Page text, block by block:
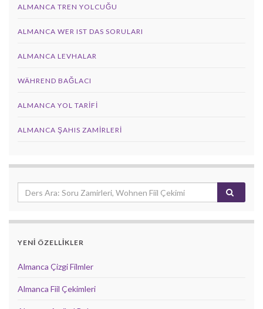
ALMANCA TREN YOLCUĞU
ALMANCA WER IST DAS SORULARI
ALMANCA LEVHALAR
WÄHREND BAĞLACI
ALMANCA YOL TARIFI
ALMANCA ŞAHIS ZAMIRLERI
YENİ ÖZELLİKLER
Almanca Çizgi Filmler
Almanca Fiil Çekimleri